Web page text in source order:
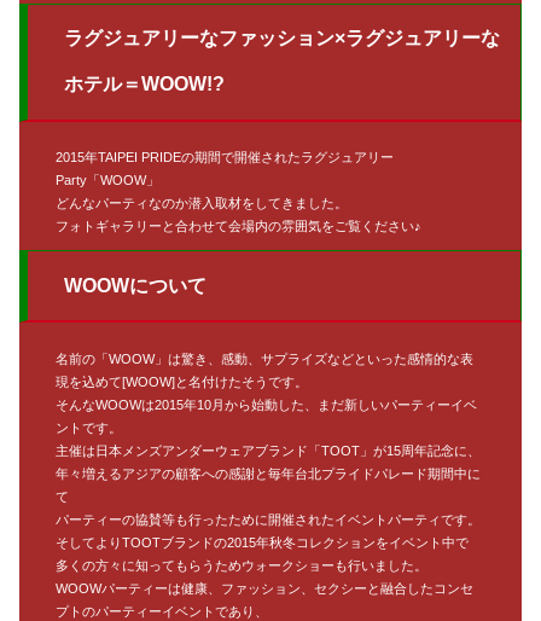
ラグジュアリーなファッション×ラグジュアリーな
ホテル＝WOOW!?
2015年TAIPEI PRIDEの期間で開催されたラグジュアリー
Party「WOOW」
どんなパーティなのか潜入取材をしてきました。
フォトギャラリーと合わせて会場内の雰囲気をご覧ください♪
WOOWについて
名前の「WOOW」は驚き、感動、サプライズなどといった感情的な表
現を込めて[WOOW]と名付けたそうです。
そんなWOOWは2015年10月から始動した、まだ新しいパーティーイベ
ントです。
主催は日本メンズアンダーウェアブランド「TOOT」が15周年記念に、
年々増えるアジアの顧客への感謝と毎年台北プライドパレード期間中に
て
パーティーの協賛等も行ったために開催されたイベントパーティです。
そしてよりTOOTブランドの2015年秋冬コレクションをイベント中で
多くの方々に知ってもらうためウォークショーも行いました。
WOOWパーティーは健康、ファッション、セクシーと融合したコンセ
プトのパーティーイベントであり、